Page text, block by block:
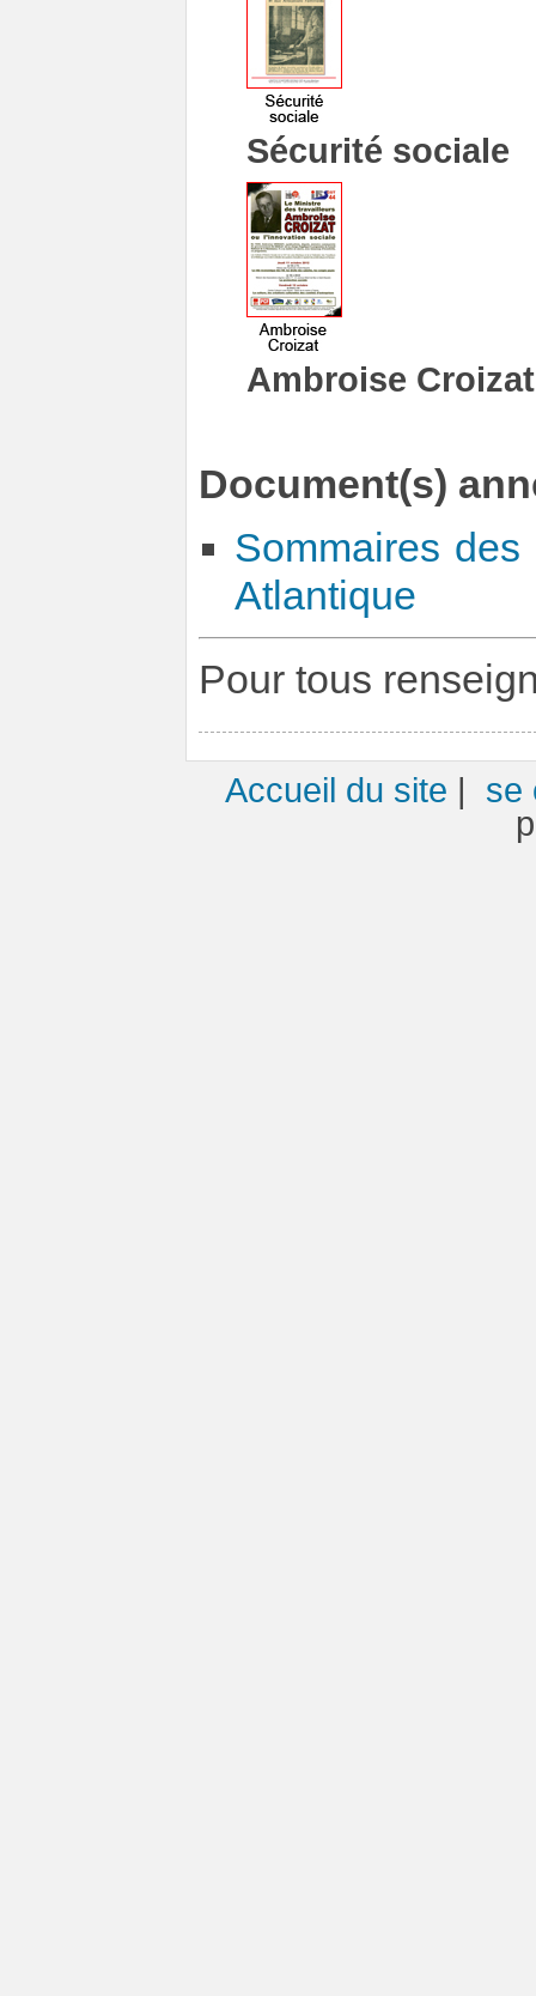
Sécurité sociale
Ambroise Croizat
Document(s)
Sommaires
Atlantique
Pour tous
Accueil du site | se